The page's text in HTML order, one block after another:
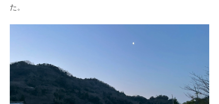
た。